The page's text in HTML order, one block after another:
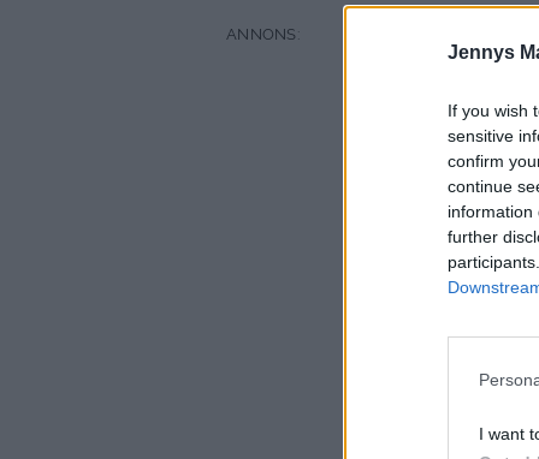
Jennys
If you wish
sensitive
confirm
continue
information
further
I want